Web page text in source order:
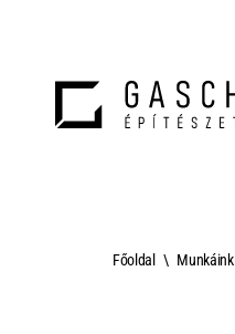
Főoldal Munkáink